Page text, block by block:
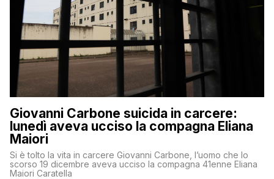
Giovanni Carbone suicida in carcere:
lunedì aveva ucciso la compagna Eliana
Maiori
Si è tolto la vita in carcere Giovanni Carbone, l’uomo che lo
scorso 19 dicembre aveva ucciso la compagna 41enne Eliana
Maiori Caratella